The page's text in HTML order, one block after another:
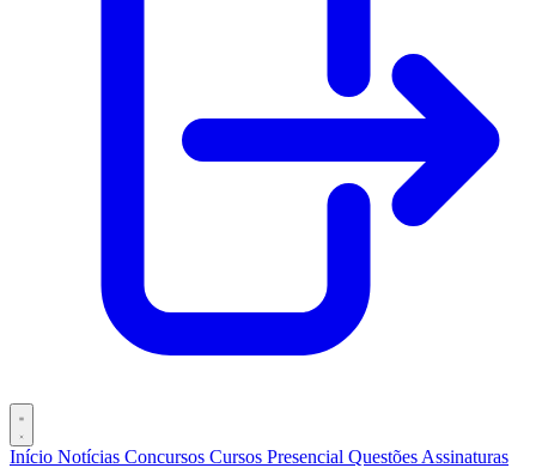
Início Notícias Concursos Cursos Presencial Questões Assinaturas